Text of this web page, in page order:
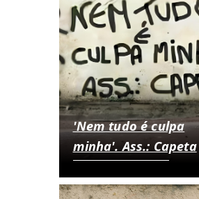
'Nem tudo é culpa
minha'. Ass.: Capeta